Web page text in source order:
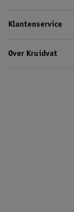
Klantenservice
Over Kruidvat